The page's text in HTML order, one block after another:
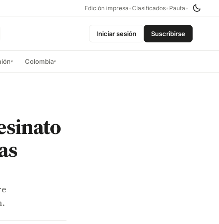
Edición impresa •Clasificados• Pauta •
Iniciar sesión Suscribirse
▾ Colombia▾